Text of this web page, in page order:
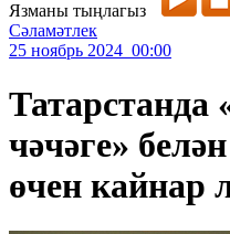
Язманы тыңлагыз
Сәламәтлек
25 ноябрь 2024 00:00
Татарстанда
чәчәге»
өчен кайнар